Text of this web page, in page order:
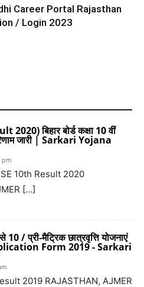
Career Portal Rajasthan
/ Login 2023
बिहार बोर्ड कक्षा 10 वीं
जारी | Sarkari Yojana
pm
10th Result 2020
[…]
10 / प्री-मैट्रिक छात्रवृत्ति योजनाएं
Form 2019 - Sarkari
2019 RAJASTHAN, AJMER